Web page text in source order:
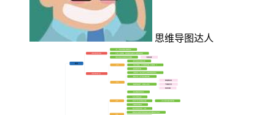
思维导图达人